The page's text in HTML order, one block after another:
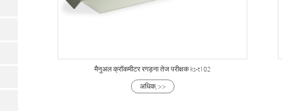
मैनुअल क्रॉकमीटर रगड़ना तेज परीक्षक ks-t102
अधिक, >>